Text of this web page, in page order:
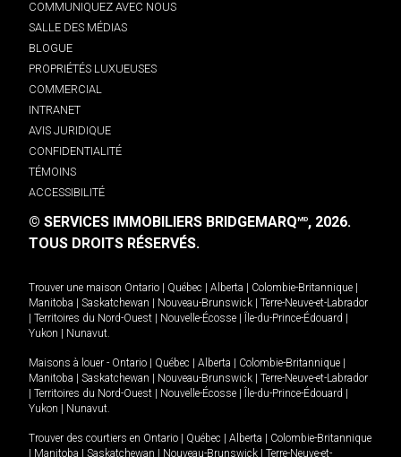
COMMUNIQUEZ AVEC NOUS
SALLE DES MÉDIAS
BLOGUE
PROPRIÉTÉS LUXUEUSES
COMMERCIAL
INTRANET
AVIS JURIDIQUE
CONFIDENTIALITÉ
TÉMOINS
ACCESSIBILITÉ
© SERVICES IMMOBILIERS BRIDGEMARQMD, 2026.
TOUS DROITS RÉSERVÉS.
Trouver une maison Ontario Québec Alberta Colombie-Britannique
Manitoba
Saskatchewan Nouveau-Brunswick
Terre-Neuve-et-Labrador
Territoires du Nord-Ouest Nouvelle-Écosse Île-du-Prince-Édouard
Yukon
Nunavut.
Maisons à louer - Ontario Québec Alberta Colombie-Britannique
Manitoba
Saskatchewan Nouveau-Brunswick
Terre-Neuve-et-Labrador
Territoires du Nord-Ouest Nouvelle-Écosse Île-du-Prince-Édouard
Yukon
Nunavut.
Trouver des courtiers en Ontario Québec Alberta
Colombie-Britannique
Manitoba Saskatchewan Nouveau-Brunswick
Terre-Neuve-et-